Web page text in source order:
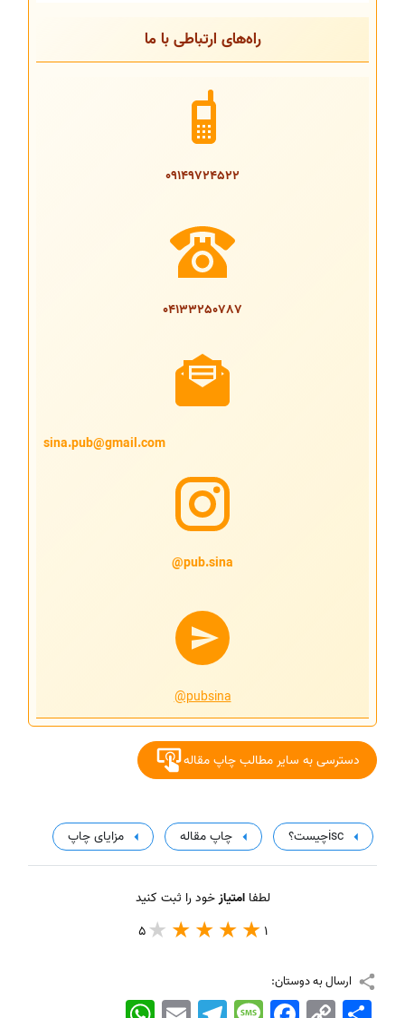
راه‌های ارتباطی با ما
09149724522
04133250787
sina.pub@gmail.com
pub.sina@
@pubsina
دسترسی به سایر مطالب چاپ مقاله
چاپ مقاله مزایای چاپ
لطفاامتیازخود را ثبت کنید
1
5
ارسال به دوستان:
WhatsApp EmailTelegramMessageFacebook Copy اشتراک